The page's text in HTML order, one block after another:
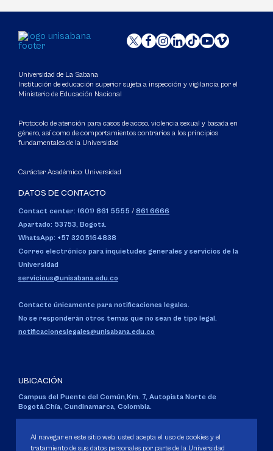
Universidad de La Sabana
Institución de educación superior sujeta a inspección y vigilancia por el
Ministerio de Educación Nacional
Protocolo de atención para casos de acoso, violencia sexual y basada en
género, así como de comportamientos contrarios a los principios
fundamentales de la Universidad
Carácter Académico: Universidad
DATOS DE CONTACTO
Contact center: (601) 861 5555 / 861 6666
Apartado: 53753, Bogotá.
WhatsApp: +57 3205164838
Correo electrónico para inquietudes generales y servicios de la
Universidad
servicious@unisabana.edu.co
Contacto únicamente para notificaciones legales.
No se responderán otros temas que no sean de tipo legal.
notificacioneslegales@unisabana.edu.co
UBICACIÓN
Campus del Puente del Común,Km. 7, Autopista Norte de
Bogotá.Chía, Cundinamarca, Colombia.
Código SNIES 1711
Personería Jurídica:Resolución 130 del 14 de enero de 1980.
Al navegar en este sitio web, usted acepta el uso de cookies y el
tratamiento de sus datos personales por parte de la Universidad